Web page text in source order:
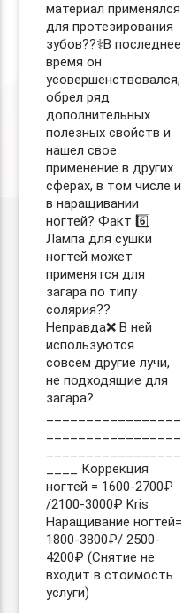
материал применялся
для протезирования
зубов??‍⚕️В последнее
время он
усовершенствовался,
обрел ряд
дополнительных
полезных свойств и
нашел свое
применение в других
сферах, в том числе и
в наращивании
ногтей? Факт 6️⃣
Лампа для сушки
ногтей может
применятся для
загара по типу
солярия??
Неправда❌ В ней
используются
совсем другие лучи,
не подходящие для
загара?
____ Коррекция
ногтей = 1600-2700₽
/2100-3000₽ Kris
Наращивание ногтей=
1800-3800₽/ 2500-
4200₽ (Снятие не
входит в стоимость
услуги)